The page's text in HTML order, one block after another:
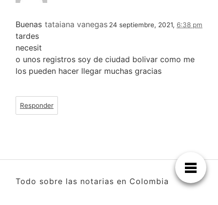
tataiana vanegas 24 septiembre, 2021, 6:38 pm
Buenas
tardes
necesit
o unos registros soy de ciudad bolivar como me
los pueden hacer llegar muchas gracias
Responder
Todo sobre las notarias en Colombia